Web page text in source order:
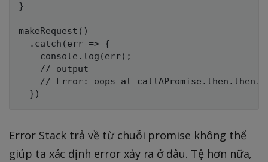
}
makeRequest()
  .catch(err => {
    console.log(err);
    // output
// Error: oops at
Error Stack trả về từ chuỗi promise không thể
giúp ta xác định error xảy ra ở đâu. Tệ hơn nữa,